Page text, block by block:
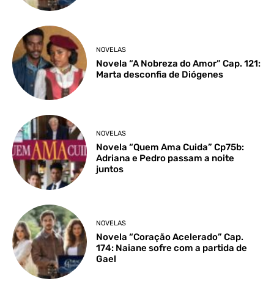
NOVELAS
Novela “A Nobreza do Amor” Cap. 121:
Marta desconfia de Diógenes
NOVELAS
Novela “Quem Ama Cuida” Cp75b:
Adriana e Pedro passam a noite
juntos
NOVELAS
Novela “Coração Acelerado” Cap.
174: Naiane sofre com a partida de
Gael